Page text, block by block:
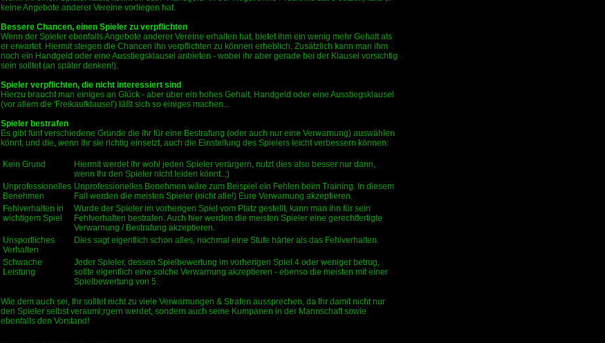
keine Angebote anderer Vereine vorliegen hat.
Bessere Chancen, einen Spieler zu verpflichten
Wenn der Spieler ebenfalls Angebote anderer Vereine erhalten hat, bietet ihm ein wenig mehr Gehalt als
er erwartet. Hiermit steigen die Chancen ihn verpflichten zu können erheblich. Zusätzlich kann man ihm
noch ein Handgeld oder eine Ausstiegsklausel anbieten - wobei ihr aber gerade bei der Klausel vorsichtig
sein solltet (an später denken!).
Spieler verpflichten, die nicht interessiert sind
Hierzu braucht man einiges an Glück - aber über ein hohes Gehalt, Handgeld oder eine Ausstiegsklausel
(vor allem die 'Freikaufklausel') läßt sich so einiges machen...
Spieler bestrafen
Es gibt fünf verschiedene Gründe die Ihr für eine Bestrafung (oder auch nur eine Verwarnung) auswählen
könnt, und die, wenn Ihr sie richtig einsetzt, auch die Einstellung des Spielers leicht verbessern können:
Kein Grund
Hiermit werdet Ihr wohl jeden Spieler verärgern, nutzt dies also besser nur dann,
wenn Ihr den Spieler nicht leiden könnt..;)
Unprofessionelles
Benehmen
Unprofessionelles Benehmen wäre zum Beispiel ein Fehlen beim Training. In diesem
Fall werden die meisten Spieler (nicht alle!) Eure Verwarnung akzeptieren.
Fehlverhalten in
wichtigem Spiel
Wurde der Spieler im vorherigen Spiel vom Platz gestellt, kann man ihn für sein
Fehlverhalten bestrafen. Auch hier werden die meisten Spieler eine gerechtfertigte
Verwarnung / Bestrafung akzeptieren.
Unsportliches
Verhalten
Dies sagt eigentlich schon alles, nochmal eine Stufe härter als das Fehlverhalten.
Schwache
Leistung
Jeder Spieler, dessen Spielbewertung im vorherigen Spiel 4 oder weniger betrug,
sollte eigentlich eine solche Verwarnung akzeptieren - ebenso die meisten mit einer
Spielbewertung von 5.
Wie dem auch sei, Ihr solltet nicht zu viele Verwarnungen & Strafen aussprechen, da Ihr damit nicht nur
den Spieler selbst verauml;rgern werdet, sondern auch seine Kumpanen in der Mannschaft sowie
ebenfalls den Vorstand!